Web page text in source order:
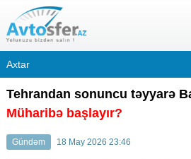
Tehrandan sonuncu təyyarə
Müharibə başlayır?
Gündəm 18 May 2026 23:46